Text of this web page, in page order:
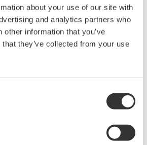
about your use of our site with
and analytics partners who
other information that you’ve
they’ve collected from your use
Windows 10 en Windows
de nieuwste besturingssystemen is
Windows 10 Enterprise 64-bit en
2016 LTSB 64-bit worden nu